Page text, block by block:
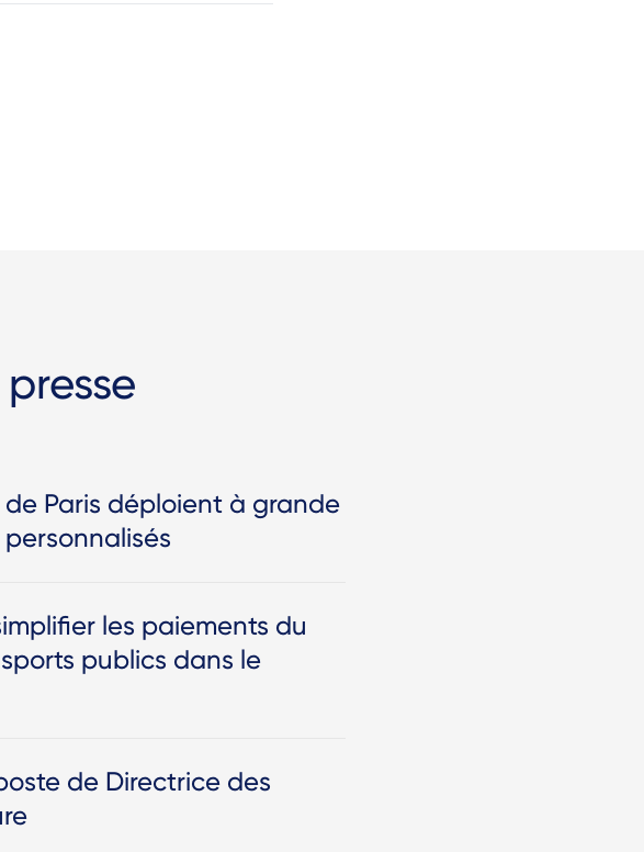
Paris déploient à grande
les paiements du
publics dans le
de Directrice des